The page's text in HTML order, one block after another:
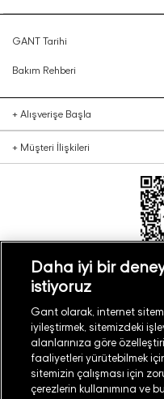
GANT Tarihi
Bakım Rehberi
+ Alışverişe Başla
+ Müşteri İlişkileri
Türkiye
Daha iyi bir
istiyoruz
Gant olarak, internet
iyileştirmek, sitemizdeki
alanlarınıza göre
faaliyetleri yürütebilmek
sitemizin çalışması için
çerezlerin kullanımına ve